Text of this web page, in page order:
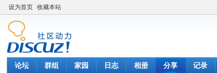
设为首页 收藏本站
论坛 群组 家园 日志 相册 分享 记录